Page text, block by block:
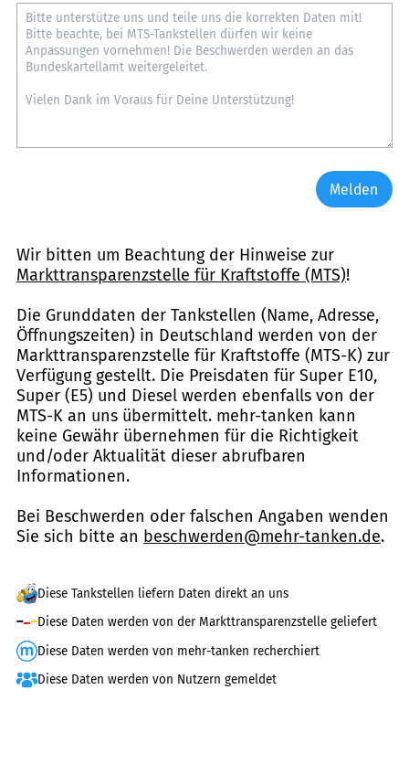
Melden
Wir bitten um Beachtung der Hinweise zur
Markttransparenzstelle für Kraftstoffe (MTS)!
Die Grunddaten der Tankstellen (Name, Adresse,
Öffnungszeiten) in Deutschland werden von der
Markttransparenzstelle für Kraftstoffe (MTS-K) zur
Verfügung gestellt. Die Preisdaten für Super E10,
Super (E5) und Diesel werden ebenfalls von der
MTS-K an uns übermittelt. mehr-tanken kann
keine Gewähr übernehmen für die Richtigkeit
und/oder Aktualität dieser abrufbaren
Informationen.
Bei Beschwerden oder falschen Angaben wenden
Sie sich bitte an beschwerden@mehr-tanken.de.
Diese Tankstellen liefern Daten direkt an uns
Diese Daten werden von der Markttransparenzstelle geliefert
Diese Daten werden von mehr-tanken recherchiert
Diese Daten werden von Nutzern gemeldet